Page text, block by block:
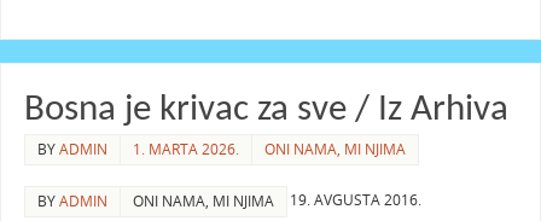
Bosna je krivac za sve / Iz Arhiva
BYADMIN 1. MARTA 2026. ONI NAMA, MI NJIMA
BYADMIN 19. AVGUSTA 2016.
ONI NAMA, MI NJIMA